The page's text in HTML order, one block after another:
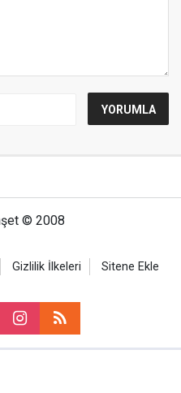
© 2008
Gizlilik İlkeleri Sitene Ekle